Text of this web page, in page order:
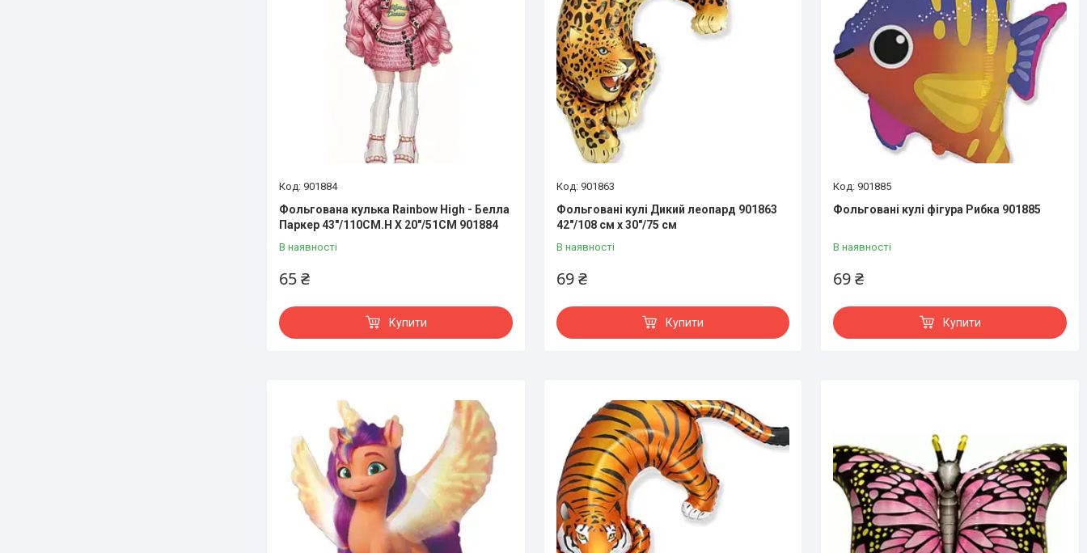
901884
Фольгована кулька Rainbow High - Белла
Паркер 43"/110CM.H X 20"/51CM 901884
В наявності
65 ₴
Купити
901863
Фольговані кулі Дикий леопард 901863
42"/108 см x 30"/75 см
В наявності
69 ₴
Купити
901885
Фольговані кулі фігура Рибка 901885
В наявності
69 ₴
Купити